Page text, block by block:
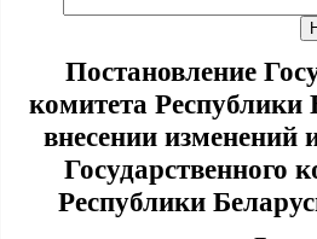
Постановление
комитета Республики
внесении изменений
Государственного
Республики